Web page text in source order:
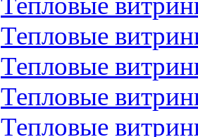
Тепловые
Тепловые
Тепловые
Тепловые